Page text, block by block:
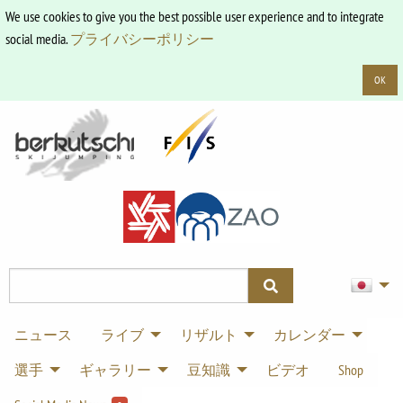
We use cookies to give you the best possible user experience and to integrate
social media.プライバシーポリシー
OK
ニュース ライブ リザルト
カレンダー
選手
ギャラリー 豆知識 ビデオ
Shop